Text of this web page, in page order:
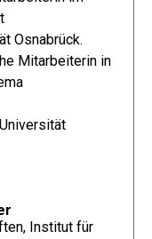
Osnabrück.
Mitarbeiterin in
Institut für